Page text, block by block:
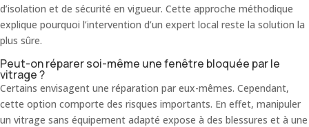
d’isolation et de sécurité en vigueur. Cette approche méthodique
explique pourquoi l’intervention d’un expert local reste la solution la
plus sûre.
Peut-on réparer soi-même une fenêtre bloquée par le
vitrage ?
Certains envisagent une réparation par eux-mêmes. Cependant,
cette option comporte des risques importants. En effet, manipuler
un vitrage sans équipement adapté expose à des blessures et à une